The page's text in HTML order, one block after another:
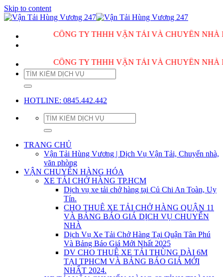
Skip to content
CÔNG TY THHH VẬN TẢI VÀ CHUYỂN NHÀ HÙNG
CÔNG TY THHH VẬN TẢI VÀ CHUYỂN NHÀ HÙNG
HOTLINE: 0845.442.442
TRANG CHỦ
Vận Tải Hùng Vương | Dịch Vụ Vận Tải, Chuyển nhà,
văn phòng
VẬN CHUYỂN HÀNG HÓA
XE TẢI CHỞ HÀNG TP.HCM
Dịch vụ xe tải chở hàng tại Củ Chi An Toàn, Uy
Tín.
CHO THUÊ XE TẢI CHỞ HÀNG QUẬN 11
VÀ BẢNG BÁO GIÁ DỊCH VỤ CHUYỂN
NHÀ
Dịch Vụ Xe Tải Chở Hàng Tại Quận Tân Phú
Và Bảng Báo Giá Mới Nhất 2025
DV CHO THUÊ XE TẢI THÙNG DÀI 6M
TẠI TPHCM VÀ BẢNG BÁO GIÁ MỚI
NHẤT 2024.